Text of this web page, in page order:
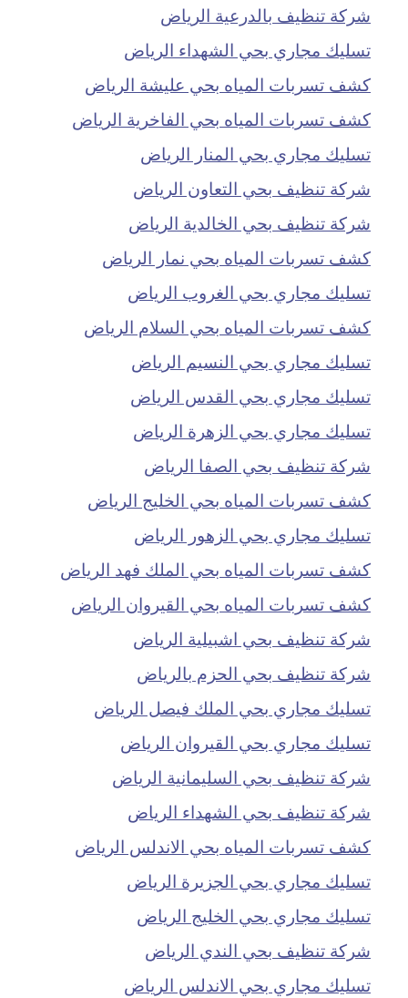
شركة تنظيف بالدرعية الرياض
تسليك مجاري بحي الشهداء الرياض
كشف تسربات المياه بحي عليشة الرياض
كشف تسربات المياه بحي الفاخرية الرياض
تسليك مجاري بحي المنار الرياض
شركة تنظيف بحي التعاون الرياض
شركة تنظيف بحي الخالدية الرياض
كشف تسربات المياه بحي نمار الرياض
تسليك مجاري بحي الغروب الرياض
كشف تسربات المياه بحي السلام الرياض
تسليك مجاري بحي النسيم الرياض
تسليك مجاري بحي القدس الرياض
تسليك مجاري بحي الزهرة الرياض
شركة تنظيف بحي الصفا الرياض
كشف تسربات المياه بحي الخليج الرياض
تسليك مجاري بحي الزهور الرياض
كشف تسربات المياه بحي الملك فهد الرياض
كشف تسربات المياه بحي القيروان الرياض
شركة تنظيف بحي اشبيلية الرياض
شركة تنظيف بحي الحزم بالرياض
تسليك مجاري بحي الملك فيصل الرياض
تسليك مجاري بحي القيروان الرياض
شركة تنظيف بحي السليمانية الرياض
شركة تنظيف بحي الشهداء الرياض
كشف تسربات المياه بحي الاندلس الرياض
تسليك مجاري بحي الجزيرة الرياض
تسليك مجاري بحي الخليج الرياض
شركة تنظيف بحي الندي الرياض
تسليك مجاري بحي الاندلس الرياض